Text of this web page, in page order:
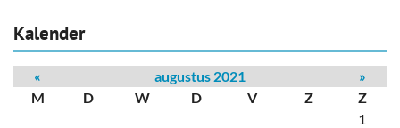
Kalender
« augustus 2021
»
M
D W D V Z
Z
1